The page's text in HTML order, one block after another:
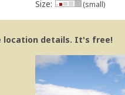
Size: (small)
location details. It's free!